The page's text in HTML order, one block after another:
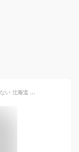
スノーブーツ レディース メンズ 防水 滑らない 北海道 雪 24cm 25cm 26cm 27cm 28cm 滑らないYUK 防水YUK 滑りにくい ウィンターブーツ 冬靴 防水 防滑 雪道対応 北海道 スノトレ スノーシューズ 秋冬 キッズ 大人 靴